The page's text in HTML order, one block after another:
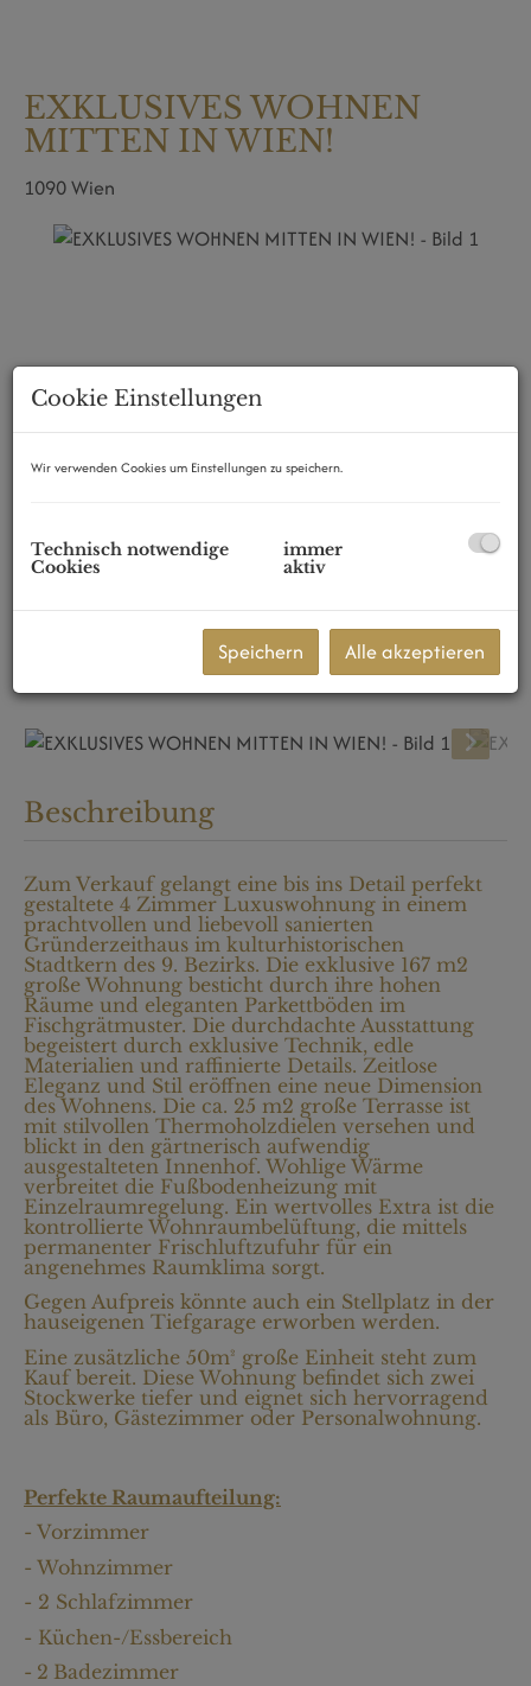
EXKLUSIVES WOHNEN
MITTEN IN WIEN!
1090 Wien
Beschreibung
Zum Verkauf gelangt eine bis ins Detail perfekt
gestaltete 4 Zimmer Luxuswohnung in einem
prachtvollen und liebevoll sanierten
Gründerzeithaus im kulturhistorischen
Stadtkern des 9. Bezirks. Die exklusive 167 m2
große Wohnung besticht durch ihre hohen
Räume und eleganten Parkettböden im
Fischgrätmuster. Die durchdachte Ausstattung
begeistert durch exklusive Technik, edle
Materialien und raffinierte Details. Zeitlose
Eleganz und Stil eröffnen eine neue Dimension
des Wohnens. Die ca. 25 m2 große Terrasse ist
mit stilvollen Thermoholzdielen versehen und
blickt in den gärtnerisch aufwendig
ausgestalteten Innenhof. Wohlige Wärme
verbreitet die Fußbodenheizung mit
Einzelraumregelung. Ein wertvolles Extra ist die
kontrollierte Wohnraumbelüftung, die mittels
permanenter Frischluftzufuhr für ein
angenehmes Raumklima sorgt.
Gegen Aufpreis könnte auch ein Stellplatz in der
hauseigenen Tiefgarage erworben werden.
Eine zusätzliche 50m² große Einheit steht zum
Kauf bereit. Diese Wohnung befindet sich zwei
Stockwerke tiefer und eignet sich hervorragend
als Büro, Gästezimmer oder Personalwohnung.
Perfekte Raumaufteilung:
- Vorzimmer
- Wohnzimmer
- 2 Schlafzimmer
- Küchen-/Essbereich
- 2 Badezimmer
Cookie Einstellungen
Wir verwenden Cookies um Einstellungen zu speichern.
Technisch notwendige
Cookies
immer
aktiv
Speichern Alle akzeptieren